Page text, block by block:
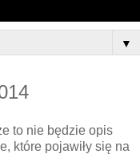
▼
to nie będzie opis
które pojawiły się na